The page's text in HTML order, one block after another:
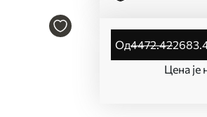
од4472.422683
Цена је